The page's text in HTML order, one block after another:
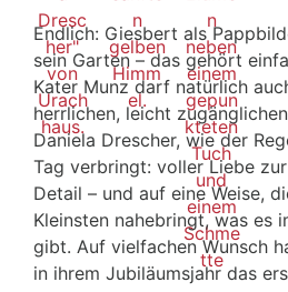
Endlich: Giesbert als
sein Garten – das gehört
Kater Munz darf natürlich
herrlichen, leicht
Daniela Drescher, wie der
Tag verbringt: voller Liebe
Detail – und auf eine Weise,
Kleinsten nahebringt, was es
gibt. Auf vielfachen Wunsch
in ihrem Jubiläumsjahr das